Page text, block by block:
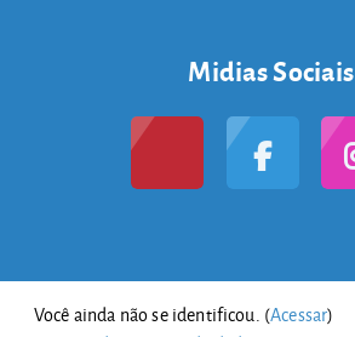
Midias Sociais
Você ainda não se identificou. (Acessar)